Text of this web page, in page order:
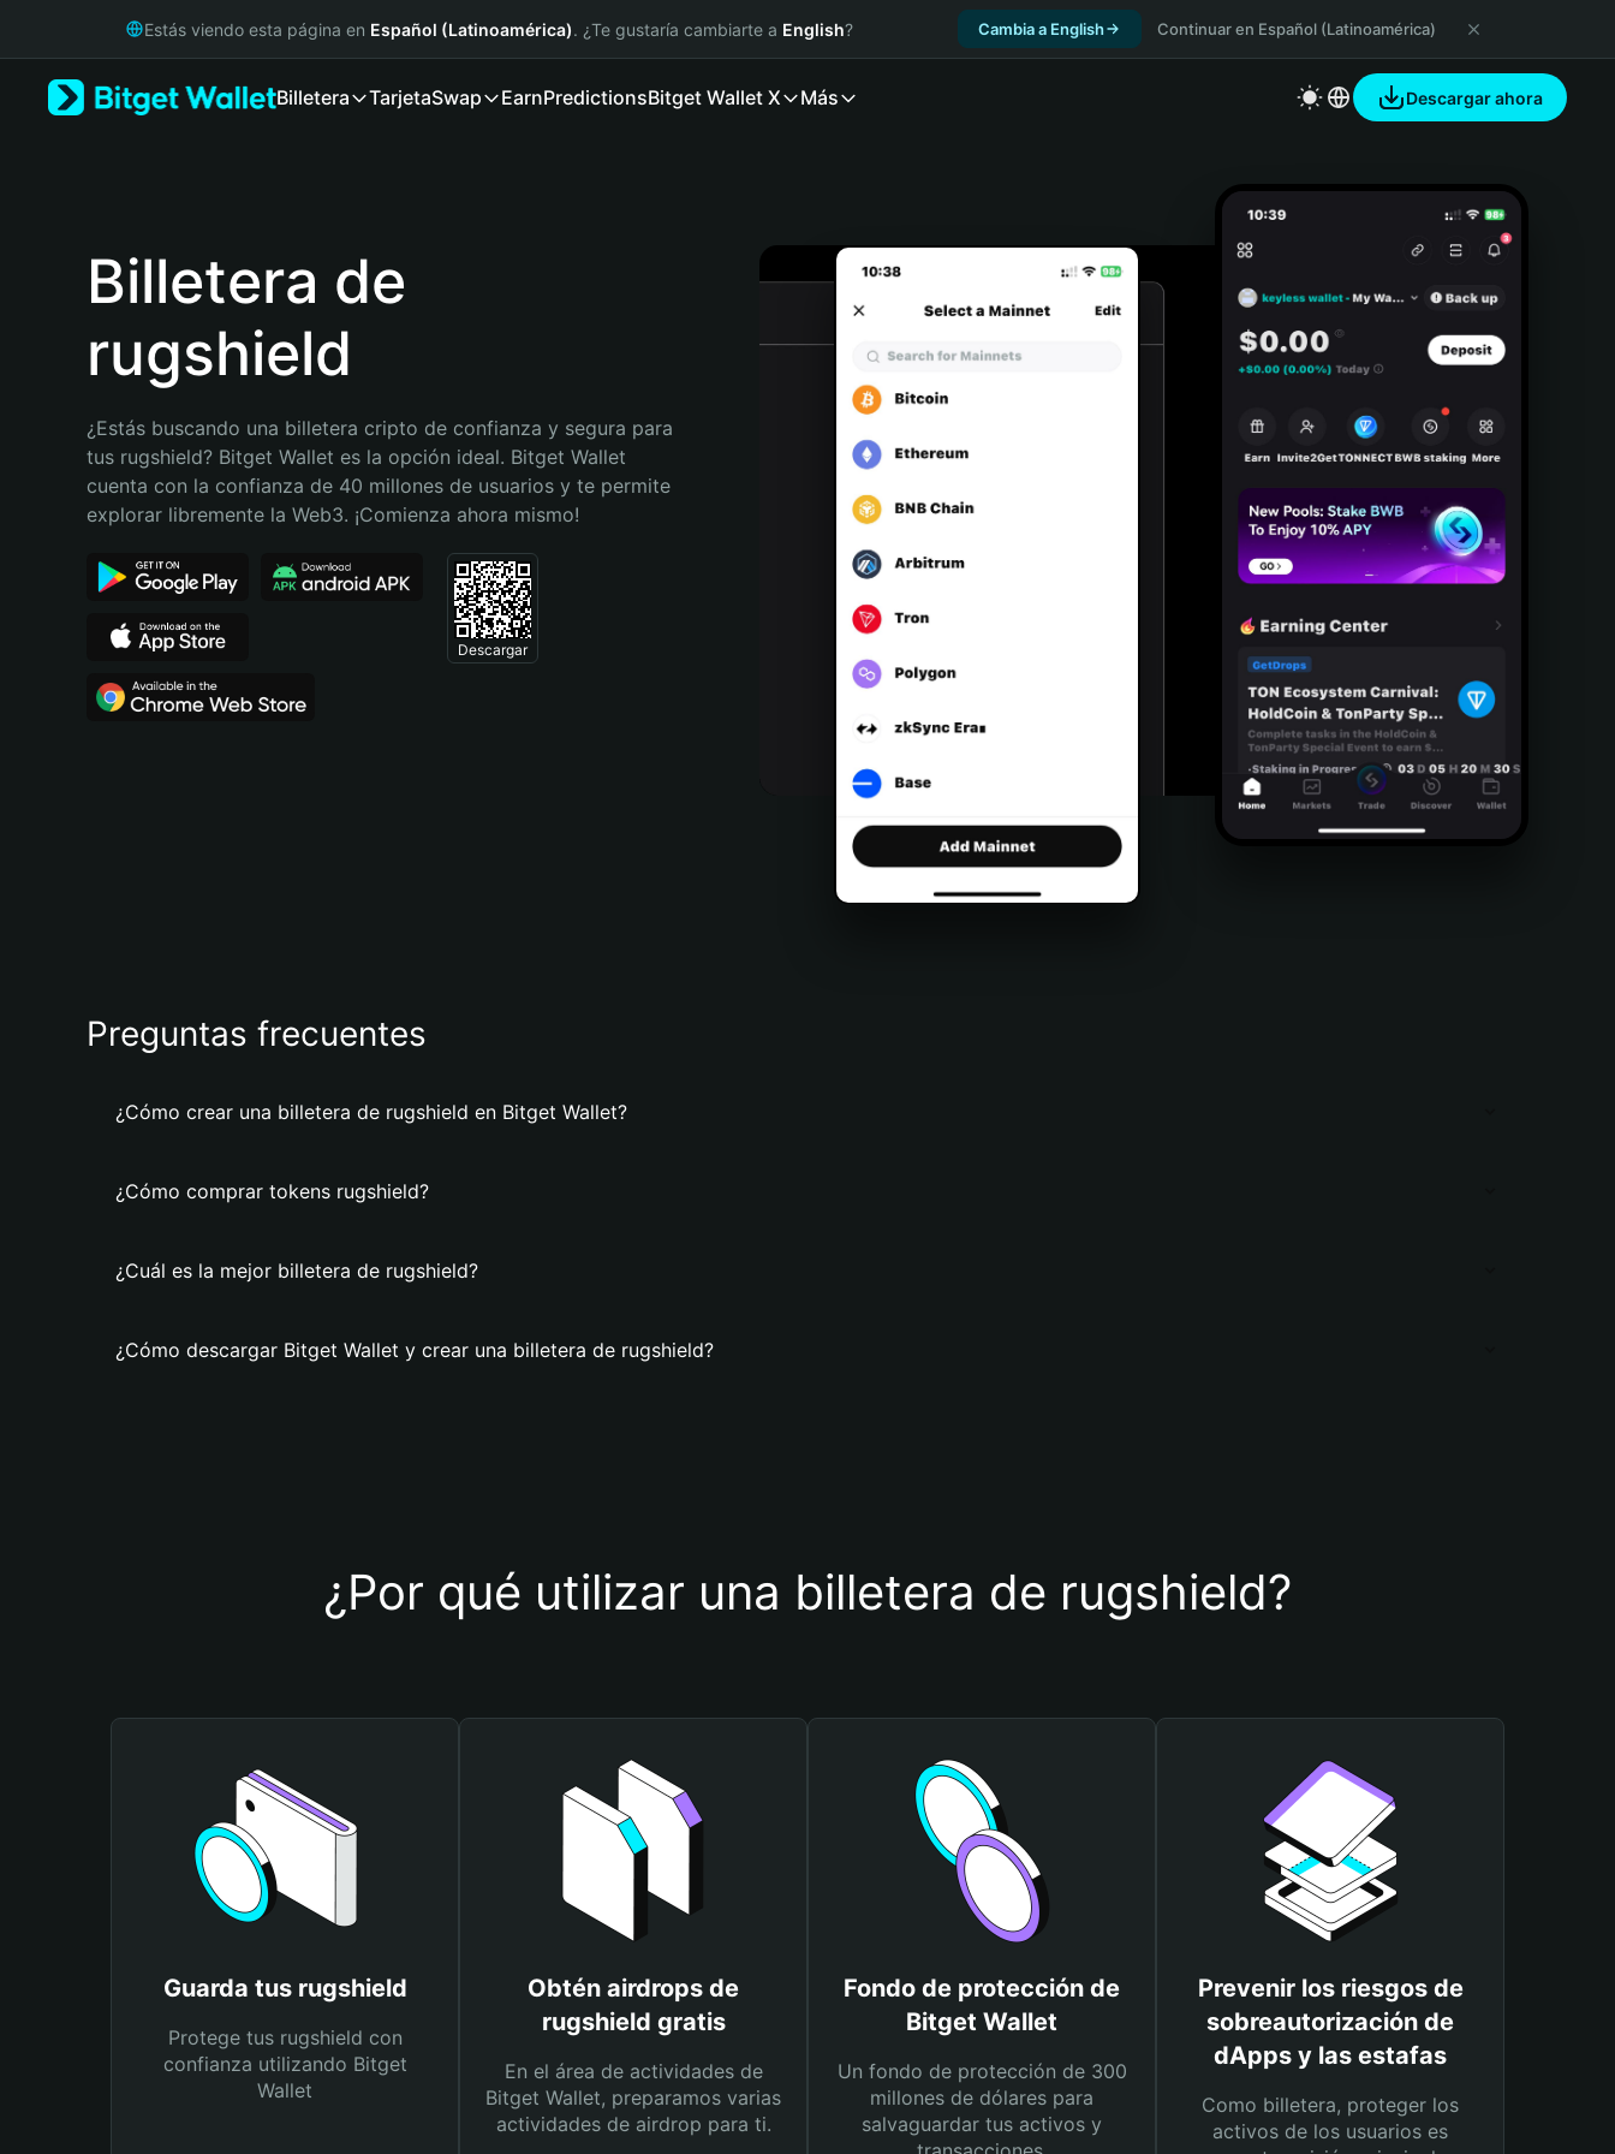
Русский
Bahasa Indonesia
Português (Brasil)
Español (Argentina)
Estás viendo esta página en Español (Latinoamérica). ¿Te gustaría cambiarte a English? Cambia a English Continuar en Español (Latinoamérica)
Billetera TarjetaSwap EarnPredictionsBitget Wallet X Más Descargar ahora
Billetera de
rugshield
¿Estás buscando una billetera cripto de confianza y segura para
tus rugshield? Bitget Wallet es la opción ideal. Bitget Wallet
cuenta con la confianza de 40 millones de usuarios y te permite
explorar libremente la Web3. ¡Comienza ahora mismo!
Descargar
Preguntas frecuentes
¿Cómo crear una billetera de rugshield en Bitget Wallet?
¿Cómo comprar tokens rugshield?
¿Cuál es la mejor billetera de rugshield?
¿Cómo descargar Bitget Wallet y crear una billetera de rugshield?
¿Por qué utilizar una billetera de rugshield?
Guarda tus rugshield
Protege tus rugshield con
confianza utilizando Bitget
Wallet
Obtén airdrops de
rugshield gratis
En el área de actividades de
Bitget Wallet, preparamos varias
actividades de airdrop para ti.
Fondo de protección de
Bitget Wallet
Un fondo de protección de 300
millones de dólares para
salvaguardar tus activos y
Prevenir los riesgos de
sobreautorización de
dApps y las estafas
Como billetera, proteger los
activos de los usuarios es